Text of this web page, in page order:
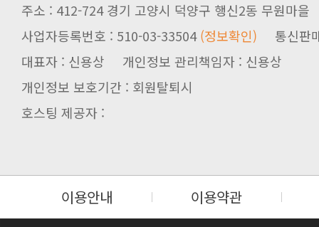
주소 : 412-724 경기 고양시 덕양구 행신2동 무원마을
사업자등록번호 : 510-03-33504(정보확인) 통신판
대표자 : 신용상 개인정보 관리책임자 : 신용상
개인정보 보호기간 : 회원탈퇴시
호스팅 제공자 :
이용안내 이용약관